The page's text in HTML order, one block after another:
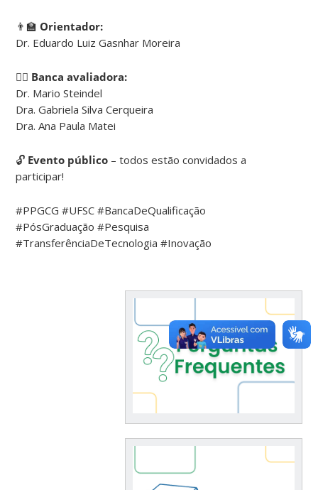
👨‍🏫 Orientador:
Dr. Eduardo Luiz Gasnhar Moreira
👩‍⚖️ Banca avaliadora:
Dr. Mario Steindel
Dra. Gabriela Silva Cerqueira
Dra. Ana Paula Matei
🔓 Evento público – todos estão convidados a
participar!
#PPGCG #UFSC #BancaDeQualificação
#PósGraduação #Pesquisa
#TransferênciaDeTecnologia #Inovação